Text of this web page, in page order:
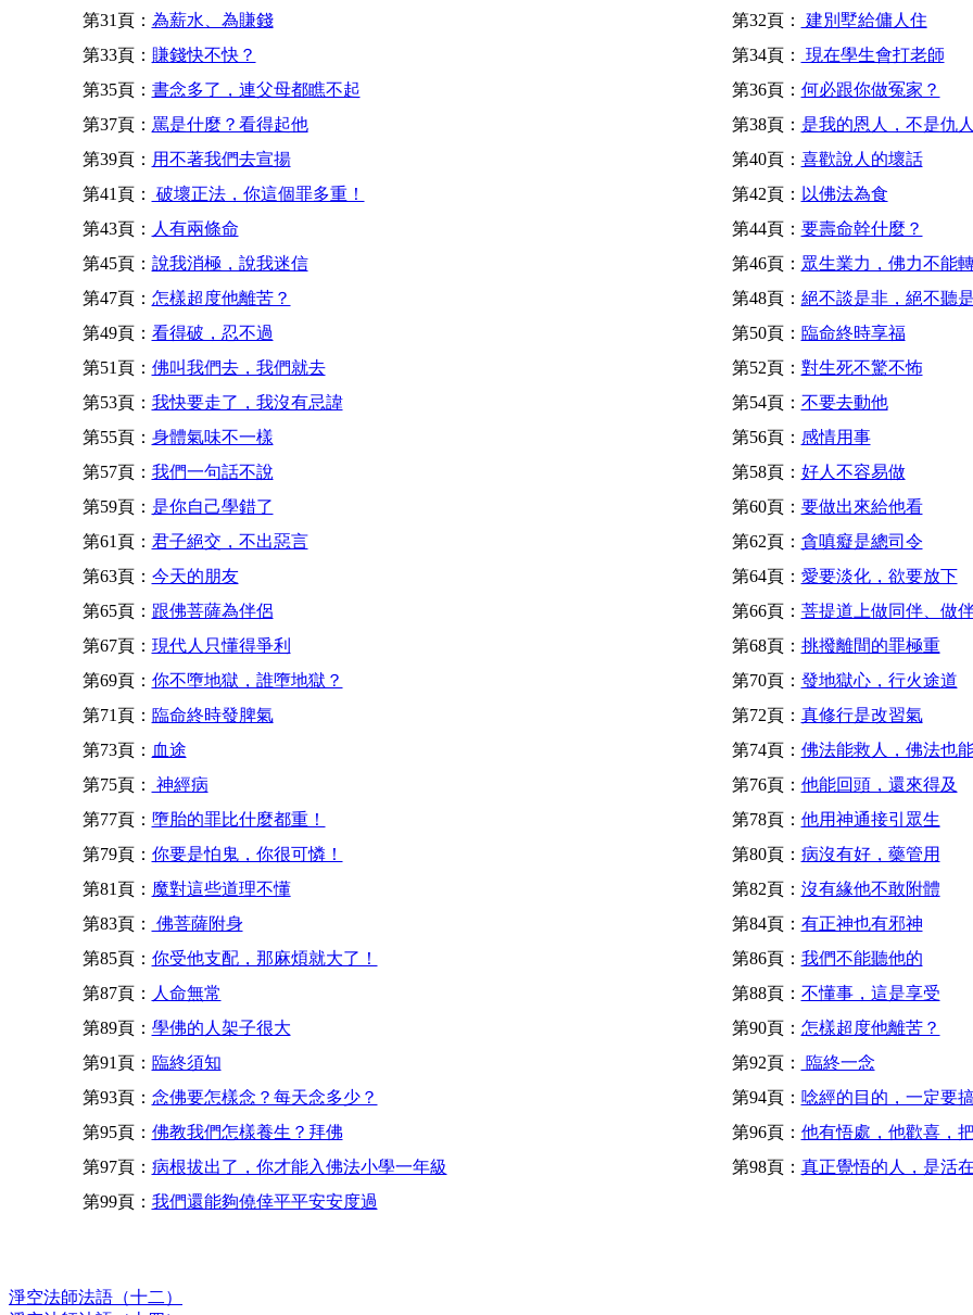
第31頁： 為薪水、為賺錢 第32頁：
建別墅給傭人住
第33頁： 賺錢快不快？ 第34頁：
現在學生會打老師
第35頁： 書念多了，連父母都瞧不起 第36頁： 何必跟你做冤家？
第37頁： 罵是什麼？看得起他 第38頁： 是我的恩人，不是仇
第39頁： 用不著我們去宣揚 第40頁： 喜歡說人的壞話
第41頁：
破壞正法，你這個罪多重！ 第42頁： 以佛法為食
第43頁： 人有兩條命 第44頁： 要壽命幹什麼？
第45頁： 說我消極，說我迷信 第46頁： 眾生業力，佛力不能
第47頁： 怎樣超度他離苦？ 第48頁： 絕不談是非，絕不聽
第49頁： 看得破，忍不過 第50頁： 臨命終時享福
第51頁： 佛叫我們去，我們就去 第52頁： 對生死不驚不怖
第53頁： 我快要走了，我沒有忌諱 第54頁： 不要去動他
第55頁： 身體氣味不一樣 第56頁： 感情用事
第57頁： 我們一句話不說 第58頁： 好人不容易做
第59頁： 是你自己學錯了 第60頁： 要做出來給他看
第61頁： 君子絕交，不出惡言 第62頁： 貪嗔癡是總司令
第63頁： 今天的朋友 第64頁： 愛要淡化，欲要放下
第65頁： 跟佛菩薩為伴侶 第66頁： 菩提道上做同伴、做
第67頁： 現代人只懂得爭利 第68頁： 挑撥離間的罪極重
第69頁： 你不墮地獄，誰墮地獄？ 第70頁： 發地獄心，行火途道
第71頁： 臨命終時發脾氣 第72頁： 真修行是改習氣
第73頁： 血途 第74頁： 佛法能救人，佛法也
第75頁：
神經病 第76頁： 他能回頭，還來得及
第77頁： 墮胎的罪比什麼都重！ 第78頁： 他用神通接引眾生
第79頁： 你要是怕鬼，你很可憐！ 第80頁： 病沒有好，藥管用
第81頁： 魔對這些道理不懂 第82頁： 沒有緣他不敢附體
第83頁：
佛菩薩附身 第84頁： 有正神也有邪神
第85頁： 你受他支配，那麻煩就大了！ 第86頁： 我們不能聽他的
第87頁： 人命無常 第88頁： 不懂事，這是享受
第89頁： 學佛的人架子很大 第90頁： 怎樣超度他離苦？
第91頁： 臨終須知 第92頁：
臨終一念
第93頁： 念佛要怎樣念？每天念多少？ 第94頁： 唸經的目的，一定要
第95頁： 佛教我們怎樣養生？拜佛 第96頁： 他有悟處，他歡喜，
第97頁： 病根拔出了，你才能入佛法小學一年級 第98頁： 真正覺悟的人，是活
第99頁： 我們還能夠僥倖平平安安度過
淨空法師法語（十二）